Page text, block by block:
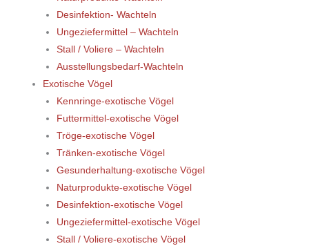
Desinfektion- Wachteln
Ungeziefermittel – Wachteln
Stall / Voliere – Wachteln
Ausstellungsbedarf-Wachteln
Exotische Vögel
Kennringe-exotische Vögel
Futtermittel-exotische Vögel
Tröge-exotische Vögel
Tränken-exotische Vögel
Gesunderhaltung-exotische Vögel
Naturprodukte-exotische Vögel
Desinfektion-exotische Vögel
Ungeziefermittel-exotische Vögel
Stall / Voliere-exotische Vögel